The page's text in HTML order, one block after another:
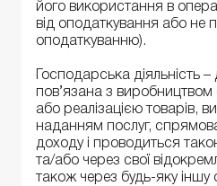
його використання в
від оподаткування або не
оподаткуванню).
Господарська діяльність
пов’язана з виробництвом
або реалізацією товарів,
наданням послуг,
доходу і проводиться
та/або через свої
також через будь-яку іншу